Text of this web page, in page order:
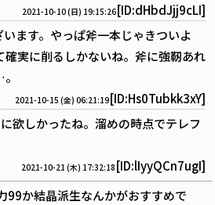
2021-10-10 (日) 19:15:26[ID:dHbdJjj9cLI]
ます。やっぱ斧一本じゃきついよ
確実に削るしかないね。斧に強靭あれ
2021-10-15 (金) 06:21:19[ID:Hs0Tubkk3xY]
欲しかったね。溜めの時点でテレフ
2021-10-21 (木) 17:32:18 [ID:lIyyQCn7ugI]
99か結晶派生なんかがおすすめで